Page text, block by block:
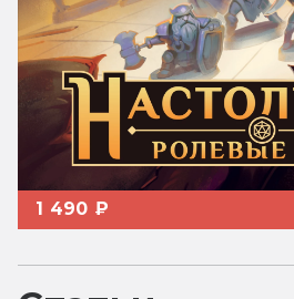
1 490 ₽